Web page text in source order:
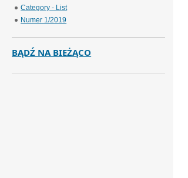
Category - List
Numer 1/2019
BĄDŹ NA BIEŻĄCO